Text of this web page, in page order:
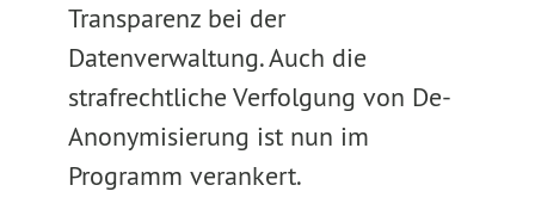
Transparenz bei der
Datenverwaltung. Auch die
strafrechtliche Verfolgung von De-
Anonymisierung ist nun im
Programm verankert.